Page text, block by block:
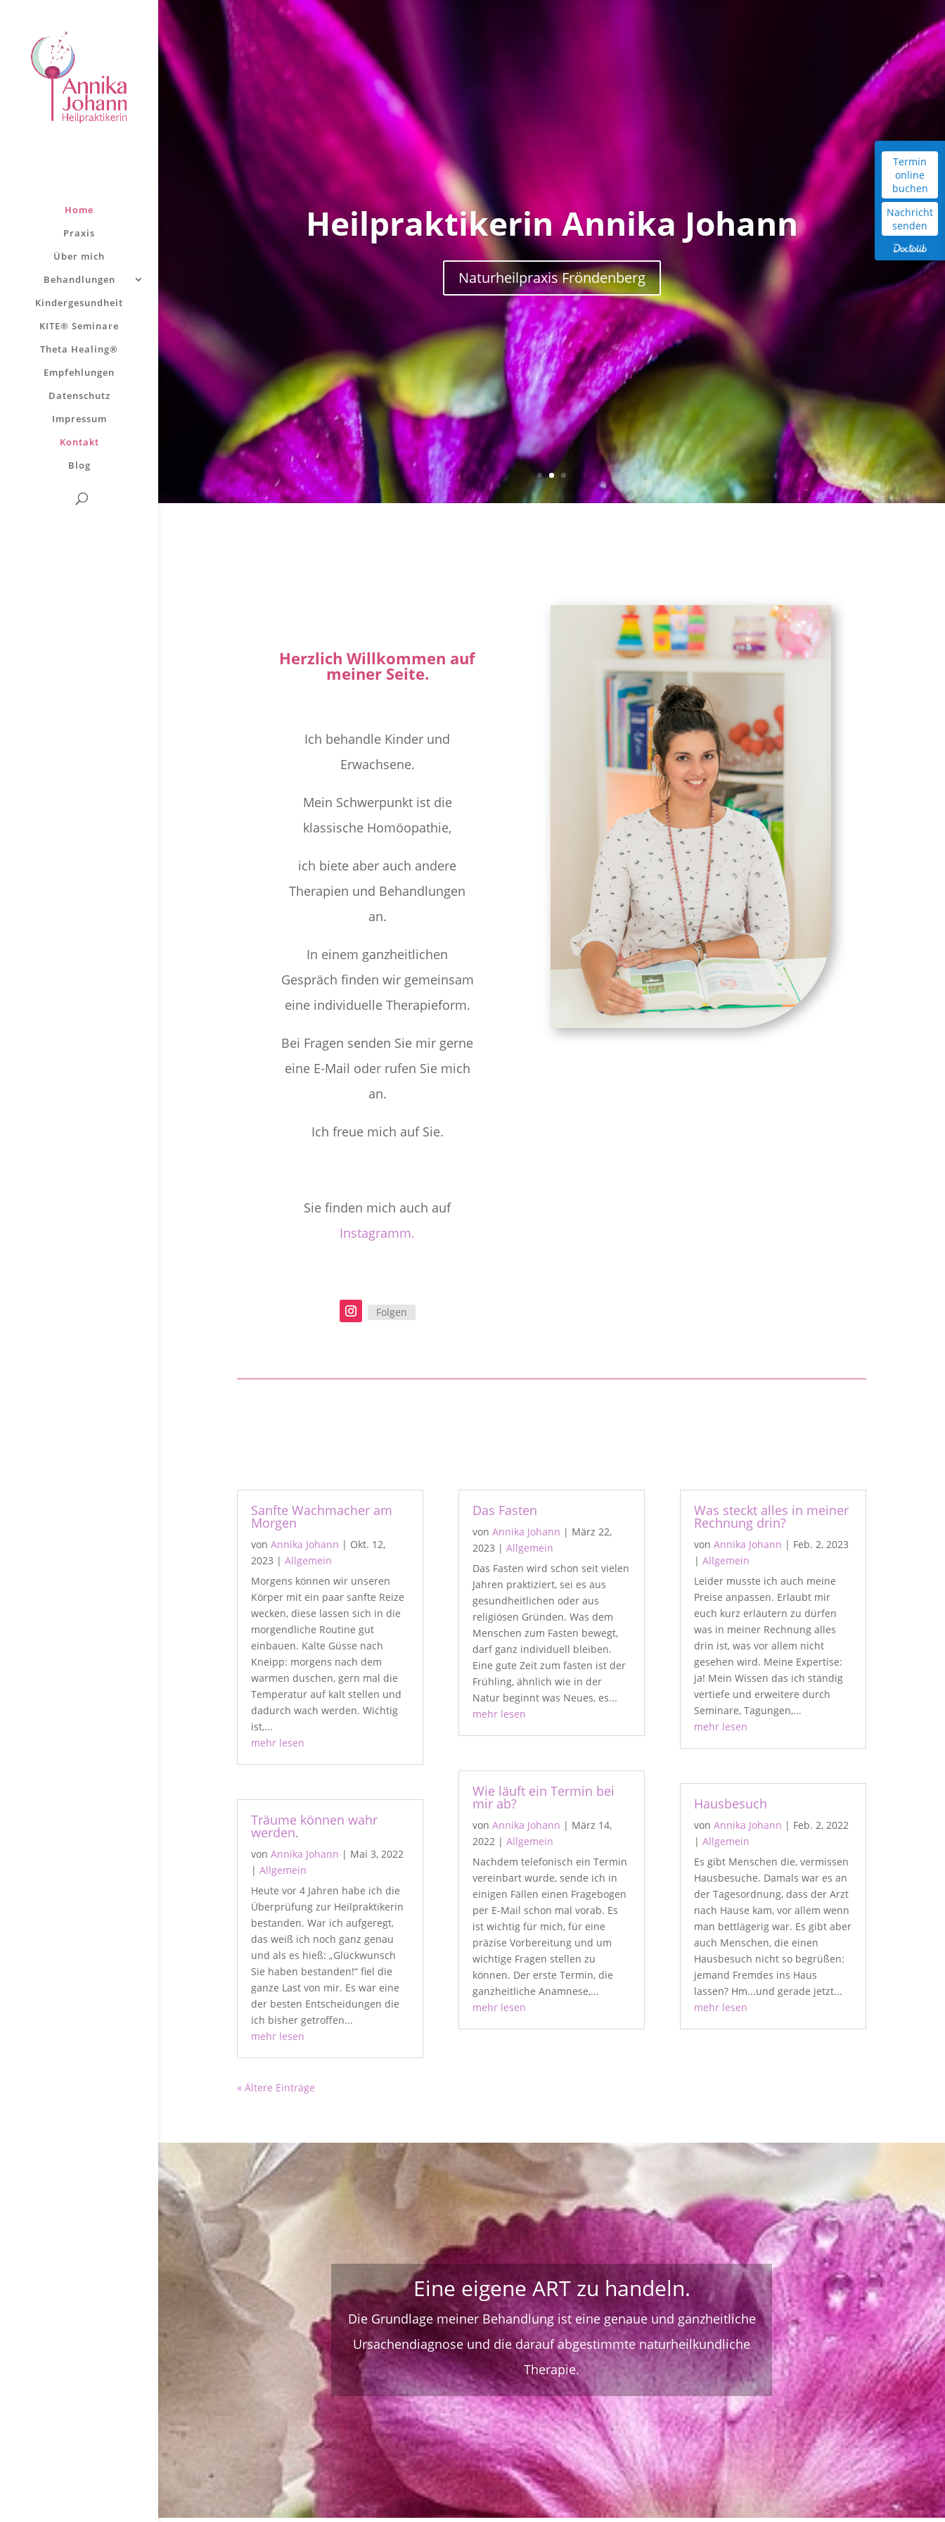
Home
Praxis
Über mich
Behandlungen
Kindergesundheit
KITE® Seminare
Theta Healing®
Empfehlungen
Datenschutz
Impressum
Kontakt
Blog
Heilpraktikerin Annika Johann
Naturheilpraxis Fröndenberg
Herzlich Willkommen auf
meiner Seite.
Ich behandle Kinder und
Erwachsene.
Mein Schwerpunkt ist die
klassische Homöopathie,
ich biete aber auch andere
Therapien und Behandlungen
an.
In einem ganzheitlichen
Gespräch finden wir gemeinsam
eine individuelle Therapieform.
Bei Fragen senden Sie mir gerne
eine E-Mail oder rufen Sie mich
an.
Ich freue mich auf Sie.
Sie finden mich auch auf
Instagramm.
Folgen
Termin
online
buchen
Nachricht
senden
Sanfte Wachmacher am
Morgen
von Annika Johann | Okt. 12,
2023 | Allgemein
Morgens können wir unseren
Körper mit ein paar sanfte Reize
wecken, diese lassen sich in die
morgendliche Routine gut
einbauen. Kalte Güsse nach
Kneipp: morgens nach dem
warmen duschen, gern mal die
Temperatur auf kalt stellen und
dadurch wach werden. Wichtig
ist,...
mehr lesen
Träume können wahr
werden.
von Annika Johann | Mai 3, 2022
| Allgemein
Heute vor 4 Jahren habe ich die
Überprüfung zur Heilpraktikerin
bestanden. War ich aufgeregt,
das weiß ich noch ganz genau
und als es hieß: „Glückwunsch
Sie haben bestanden!“ fiel die
ganze Last von mir. Es war eine
der besten Entscheidungen die
ich bisher getroffen...
mehr lesen
Das Fasten
von Annika Johann | März 22,
2023 | Allgemein
Das Fasten wird schon seit vielen
Jahren praktiziert, sei es aus
gesundheitlichen oder aus
religiösen Gründen. Was dem
Menschen zum Fasten bewegt,
darf ganz individuell bleiben.
Eine gute Zeit zum fasten ist der
Frühling, ähnlich wie in der
Natur beginnt was Neues, es...
mehr lesen
Wie läuft ein Termin bei
mir ab?
von Annika Johann | März 14,
2022| Allgemein
Nachdem telefonisch ein Termin
vereinbart wurde, sende ich in
einigen Fällen einen Fragebogen
per E-Mail schon mal vorab. Es
ist wichtig für mich, für eine
präzise Vorbereitung und um
wichtige Fragen stellen zu
können. Der erste Termin, die
ganzheitliche Anamnese,...
mehr lesen
Was steckt alles in meiner
Rechnung drin?
von Annika Johann | Feb. 2, 2023
| Allgemein
Leider musste ich auch meine
Preise anpassen. Erlaubt mir
euch kurz erläutern zu dürfen
was in meiner Rechnung alles
drin ist, was vor allem nicht
gesehen wird. Meine Expertise:
ja! Mein Wissen das ich ständig
vertiefe und erweitere durch
Seminare, Tagungen,...
mehr lesen
Hausbesuch
von Annika Johann | Feb. 2, 2022
| Allgemein
Es gibt Menschen die, vermissen
Hausbesuche. Damals war es an
der Tagesordnung, dass der Arzt
nach Hause kam, vor allem wenn
man bettlägerig war. Es gibt aber
auch Menschen, die einen
Hausbesuch nicht so begrüßen:
jemand Fremdes ins Haus
lassen? Hm...und gerade jetzt...
mehr lesen
« Ältere Einträge
Eine eigene ART zu handeln.
Die Grundlage meiner Behandlung ist eine genaue und ganzheitliche
Ursachendiagnose und die darauf abgestimmte naturheilkundliche
Therapie.